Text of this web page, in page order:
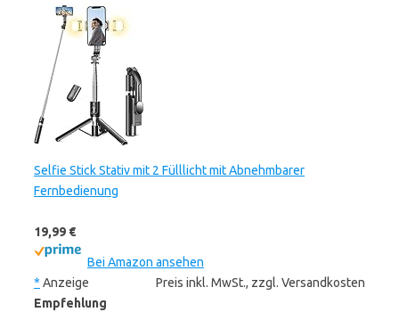
Selfie Stick Stativ mit 2 Fülllicht mit Abnehmbarer
Fernbedienung
19,99 €
Bei Amazon ansehen
* Anzeige
Preis inkl. MwSt., zzgl. Versandkosten
Empfehlung